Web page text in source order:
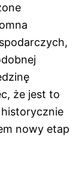
że jest to
nowy etap